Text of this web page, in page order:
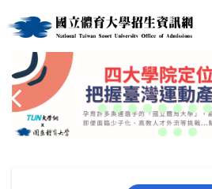
到
內
容
區